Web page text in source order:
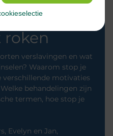
roken
verslavingen en wat
Waarom stop je
verschillende motivaties
behandelingen zijn
termen, hoe stop je
Evelyn en Jan,